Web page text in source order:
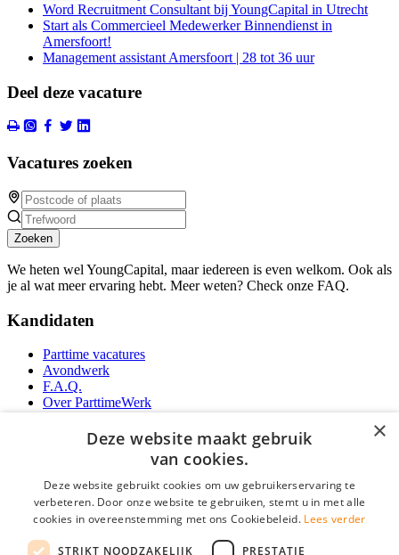
Word Recruitment Consultant bij YoungCapital in Utrecht
Start als Commercieel Medewerker Binnendienst in
Amersfoort!
Management assistant Amersfoort | 28 tot 36 uur
Deel deze vacature
Vacatures zoeken
Zoeken
We heten wel YoungCapital, maar iedereen is even welkom. Ook als
je al wat meer ervaring hebt. Meer weten? Check onze FAQ.
Kandidaten
Parttime vacatures
Avondwerk
F.A.Q.
Over ParttimeWerk
YoungCapital Android App
Parttime personeel
Vacature aanmelden
Partners
×
Deze website maakt gebruik
van cookies.
Deze website gebruikt cookies om uw gebruikerservaring te
verbeteren. Door onze website te gebruiken, stemt u in met alle
cookies in overeenstemming met ons Cookiebeleid. Lees verder
STRIKT NOODZAKELIJK PRESTATIE